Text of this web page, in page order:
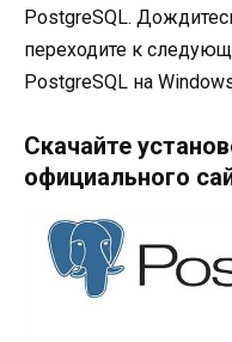
PostgreSQL.
переходите к
PostgreSQL на
Скачайте
официального